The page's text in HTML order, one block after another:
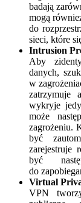
badają
mogą
do
sieci, które
Intrusion
Aby
danych,
w
zatrzymuje
wykryje
może
zagrożeniu.
być
zarejestruje
być
do
Virtual
VPN